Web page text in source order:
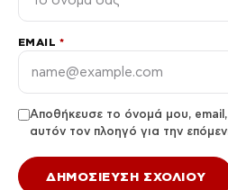
EMAIL *
Αποθήκευσε το όνομά μου,
αυτόν τον πλοηγό για την